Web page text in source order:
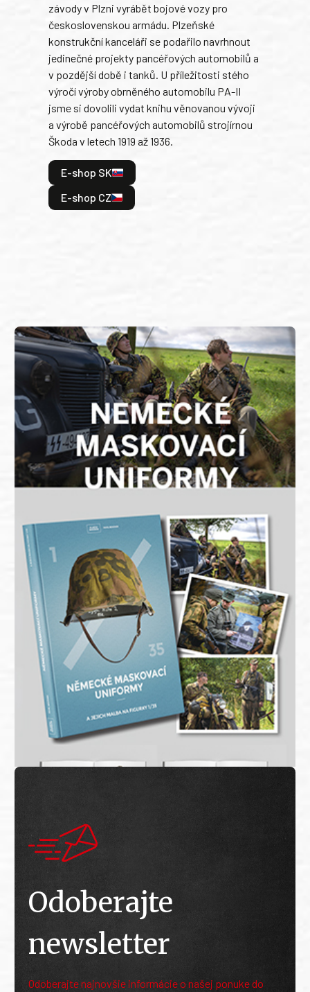
závody v Plzni vyrábět bojové vozy pro
československou armádu. Plzeňské
konstrukční kanceláři se podařilo navrhnout
jedinečné projekty pancéřových automobilů a
v pozdější době i tanků. U příležitosti stého
výročí výroby obrněného automobilu PA-II
jsme si dovolili vydat knihu věnovanou vývoji
a výrobě pancéřových automobilů strojírnou
Škoda v letech 1919 až 1936.
E-shop SK
E-shop CZ
Odoberajte
newsletter
Odoberajte najnovšie informácie o našej ponuke do